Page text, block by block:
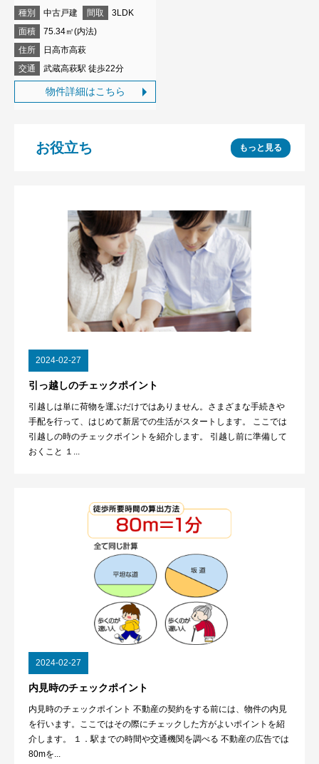
種別 中古戸建 間取
3LDK
面積
75.34㎡(内法)
住所
日高市高萩
交通
武蔵高萩駅 徒歩22分
物件詳細はこちら
お役立ち もっと見る
2024-02-27
引っ越しのチェックポイント
引越しは単に荷物を運ぶだけではありません。さまざまな手続きや
手配を行って、はじめて新居での生活がスタートします。 ここでは
引越しの時のチェックポイントを紹介します。 引越し前に準備して
おくこと １...
2024-02-27
内見時のチェックポイント
内見時のチェックポイント 不動産の契約をする前には、物件の内見
を行います。ここではその際にチェックした方がよいポイントを紹
介します。 １．駅までの時間や交通機関を調べる 不動産の広告では
80mを...